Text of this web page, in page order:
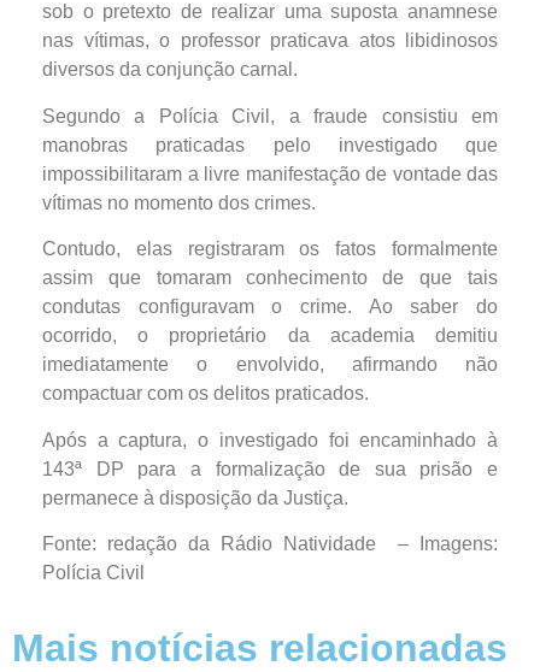
sob o pretexto de realizar uma suposta anamnese
nas vítimas, o professor praticava atos libidinosos
diversos da conjunção carnal.
Segundo a Polícia Civil, a fraude consistiu em
manobras praticadas pelo investigado que
impossibilitaram a livre manifestação de vontade das
vítimas no momento dos crimes.
Contudo, elas registraram os fatos formalmente
assim que tomaram conhecimento de que tais
condutas configuravam o crime. Ao saber do
ocorrido, o proprietário da academia demitiu
imediatamente o envolvido, afirmando não
compactuar com os delitos praticados.
Após a captura, o investigado foi encaminhado à
143ª DP para a formalização de sua prisão e
permanece à disposição da Justiça.
Fonte: redação da Rádio Natividade – Imagens:
Polícia Civil
Mais notícias relacionadas